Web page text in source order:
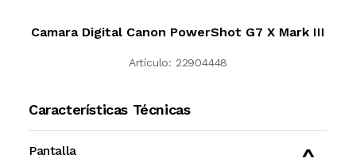
Camara Digital Canon PowerShot G7 X Mark III
Artículo: 22904448
Características Técnicas
Pantalla